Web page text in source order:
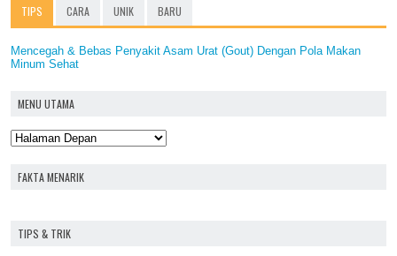
TIPS CARA UNIK BARU
Mencegah & Bebas Penyakit Asam Urat (Gout) Dengan Pola Makan
Minum Sehat
MENU UTAMA
FAKTA MENARIK
TIPS & TRIK